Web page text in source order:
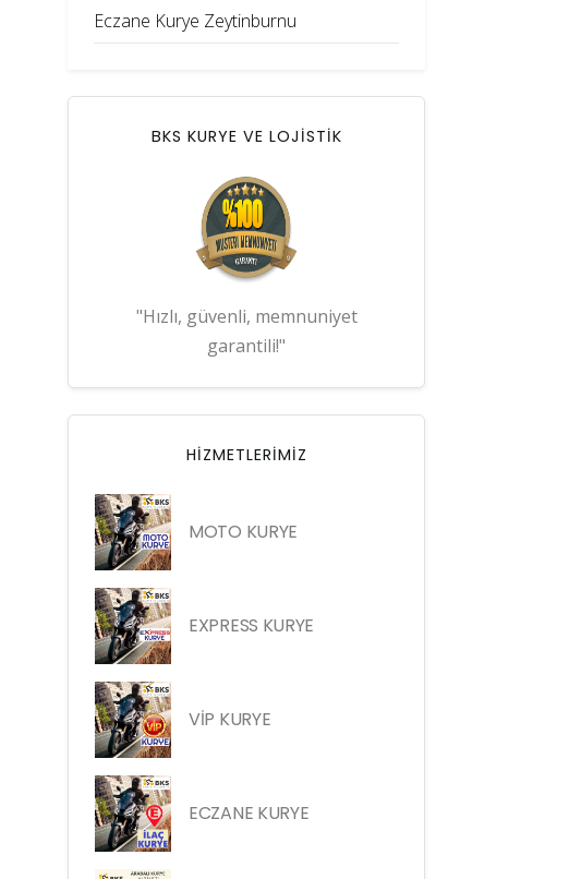
Eczane Kurye Zeytinburnu
BKS KURYE VE LOJİSTİK
"Hızlı, güvenli, memnuniyet
garantili!"
HIZMETLERIMIZ
MOTO KURYE
EXPRESS KURYE
VİP KURYE
ECZANE KURYE